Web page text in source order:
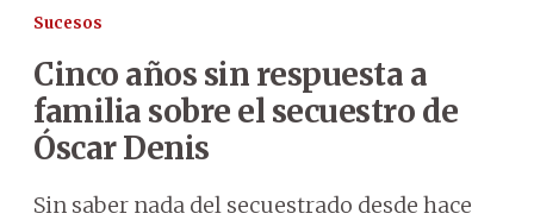
Sucesos
Cinco años sin respuesta a
familia sobre el secuestro de
Óscar Denis
Sin saber nada del secuestrado desde hace